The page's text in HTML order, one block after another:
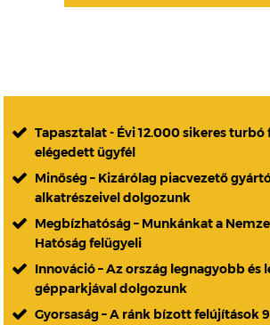
Tapasztalat - Évi 12.000 sikeres turbó
elégedett ügyfél
Minőség – Kizárólag piacvezető
alkatrészeivel dolgozunk
Megbízhatóság – Munkánkat a
Hatóság felügyeli
Innováció – Az ország legnagyobb
gépparkjával dolgozunk
Gyorsaság – A ránk bízott felújítások